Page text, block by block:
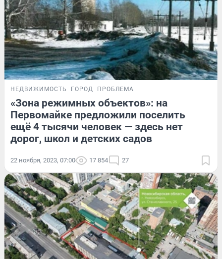
НЕДВИЖИМОСТЬ ГОРОД ПРОБЛЕМА
«Зона режимных объектов»: на
Первомайке предложили поселить
ещё 4 тысячи человек — здесь нет
дорог, школ и детских садов
22 ноября, 2023, 07:00 17 854 27